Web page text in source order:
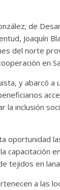
de
Joaquín
del norte
en
y abarcó a
inclusión
oportunidad
tejidos en
a las